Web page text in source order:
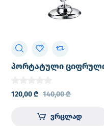
პორტატული
120,00₾ 140,00₾
ვრცლად